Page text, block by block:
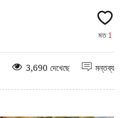
মত 1
মন্তব্য
3,690 দেখেছে